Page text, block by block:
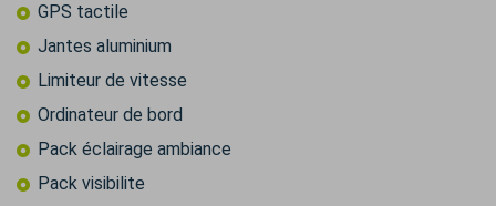
GPS tactile
Jantes aluminium
Limiteur de vitesse
Ordinateur de bord
Pack éclairage ambiance
Pack visibilite